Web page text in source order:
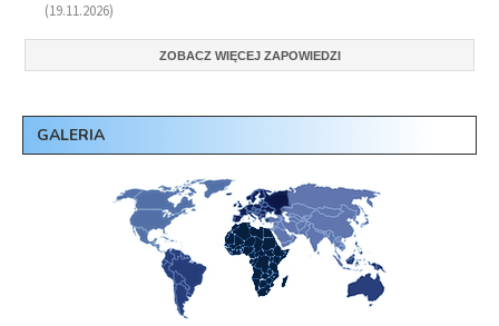
(19.11.2026)
ZOBACZ WIĘCEJ ZAPOWIEDZI
GALERIA